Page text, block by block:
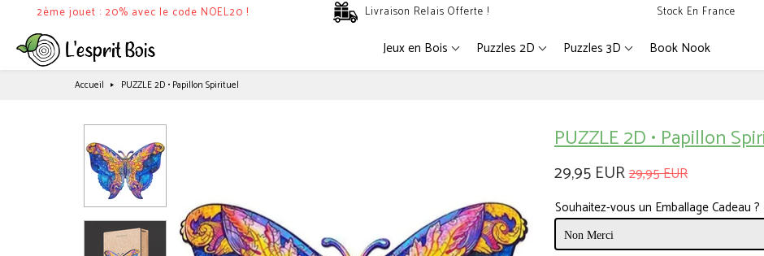
2ème jouet : 20% avec le code NOEL20 ! Livraison Relais Offerte ! Stock En France
Jeux en Bois Puzzles 2D Puzzles 3D Book Nook
Accueil PUZZLE 2D • Papillon Spirituel
PUZZLE 2D • Papillon
29,95 EUR29,95 EUR
Souhaitez-vous un Emballage Cadeau ?